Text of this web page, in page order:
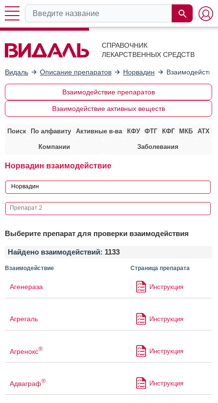
СПРАВОЧНИК
ЛЕКАРСТВЕННЫХ СРЕДСТВ
Видаль Описание препаратов Норвадин
Взаимодействие препаратов
Взаимодействие активных веществ
Поиск По алфавиту Активные в-ва КФУ ФТГ КФГ МКБ АТХ
Компании Заболевания
Норвадин взаимодействие
Выберите препарат для проверки взаимодействия
Найдено взаимодействий: 1133
Взаимодействие Страница препарата
Агенераза Инструкция
Агрегаль Инструкция
Агренокс® Инструкция
Адваграф® Инструкция